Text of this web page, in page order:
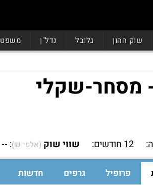
שוק ההון גלובל נדל"ן משפט
מסחר-שקלי
12 חודשים: שווי שוק (אלפי ₪):
--
פרופיל גרפים חדשות